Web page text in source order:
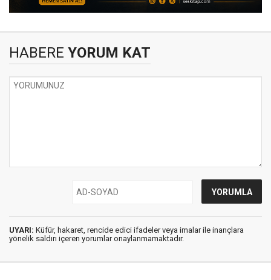
HABERE YORUM KAT
UYARI: Küfür, hakaret, rencide edici ifadeler veya imalar ile inançlara
yönelik saldırı içeren yorumlar onaylanmamaktadır.